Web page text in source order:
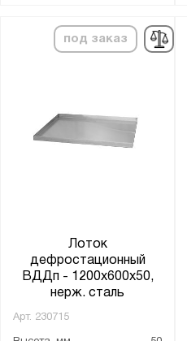
под заказ
Лоток
дефростационный
ВДДп - 1200x600x50,
нерж. сталь
Арт. 230715